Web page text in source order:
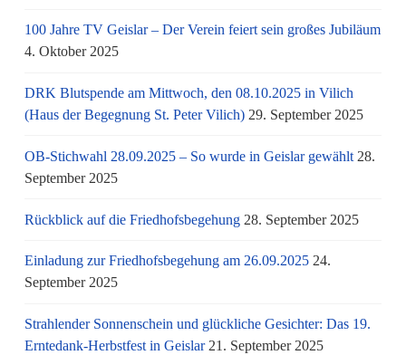
100 Jahre TV Geislar – Der Verein feiert sein großes Jubiläum
4. Oktober 2025
DRK Blutspende am Mittwoch, den 08.10.2025 in Vilich
(Haus der Begegnung St. Peter Vilich) 29. September 2025
OB-Stichwahl 28.09.2025 – So wurde in Geislar gewählt 28.
September 2025
Rückblick auf die Friedhofsbegehung 28. September 2025
Einladung zur Friedhofsbegehung am 26.09.2025 24.
September 2025
Strahlender Sonnenschein und glückliche Gesichter: Das 19.
Erntedank-Herbstfest in Geislar 21. September 2025